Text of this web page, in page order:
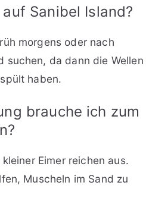
Sanibel Island?
morgens oder nach
suchen, da dann die Wellen
haben.
brauche ich zum
Eimer reichen aus.
Muscheln im Sand zu